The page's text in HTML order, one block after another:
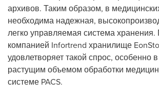
архивов. Таким образом, в
необходима надежная,
легко управляемая система
компанией Infortrend хранилище
удовлетворяет такой спрос, особенно
растущим объемом обработки
системе PACS.